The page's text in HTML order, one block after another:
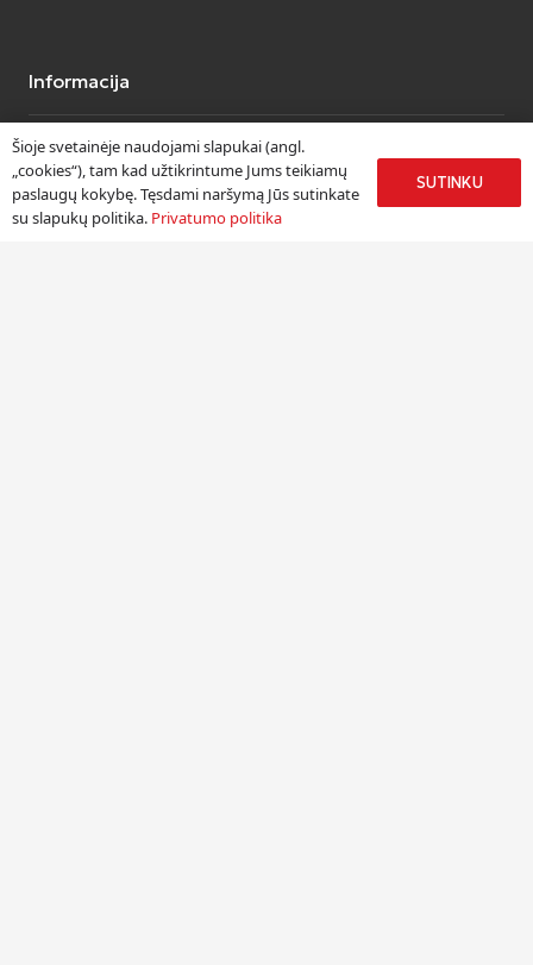
Informacija
Apie mus
Paslaugos
Pristatymas
Šioje svetainėje naudojami slapukai (angl.
„cookies“), tam kad užtikrintume Jums teikiamų
paslaugų kokybę. Tęsdami naršymą Jūs sutinkate
su slapukų politika. Privatumo politika
SUTINKU